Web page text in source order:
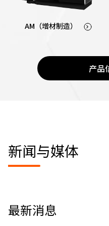
AM（增材制造）
产品
新闻与媒体
最新消息